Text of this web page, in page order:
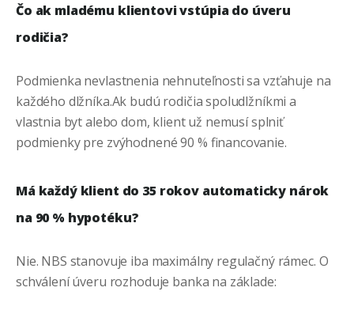
Čo ak mladému klientovi vstúpia do úveru
rodičia?
Podmienka nevlastnenia nehnuteľnosti sa vzťahuje na
každého dlžníka.Ak budú rodičia spoludlžníkmi a
vlastnia byt alebo dom, klient už nemusí splniť
podmienky pre zvýhodnené 90 % financovanie.
Má každý klient do 35 rokov automaticky nárok
na 90 % hypotéku?
Nie. NBS stanovuje iba maximálny regulačný rámec. O
schválení úveru rozhoduje banka na základe: